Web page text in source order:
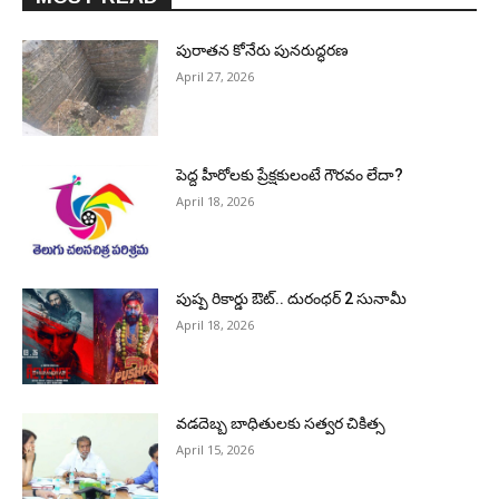
పురాత‌న కోనేరు పున‌రుద్ధ‌ర‌ణ
April 27, 2026
పెద్ద హీరోల‌కు ప్రేక్ష‌కులంటే గౌర‌వం లేదా?
April 18, 2026
పుష్ప రికార్డు ఔట్‌.. దురంధ‌ర్ 2 సునామీ
April 18, 2026
వడదెబ్బ బాధితులకు సత్వర చికిత్స
April 15, 2026